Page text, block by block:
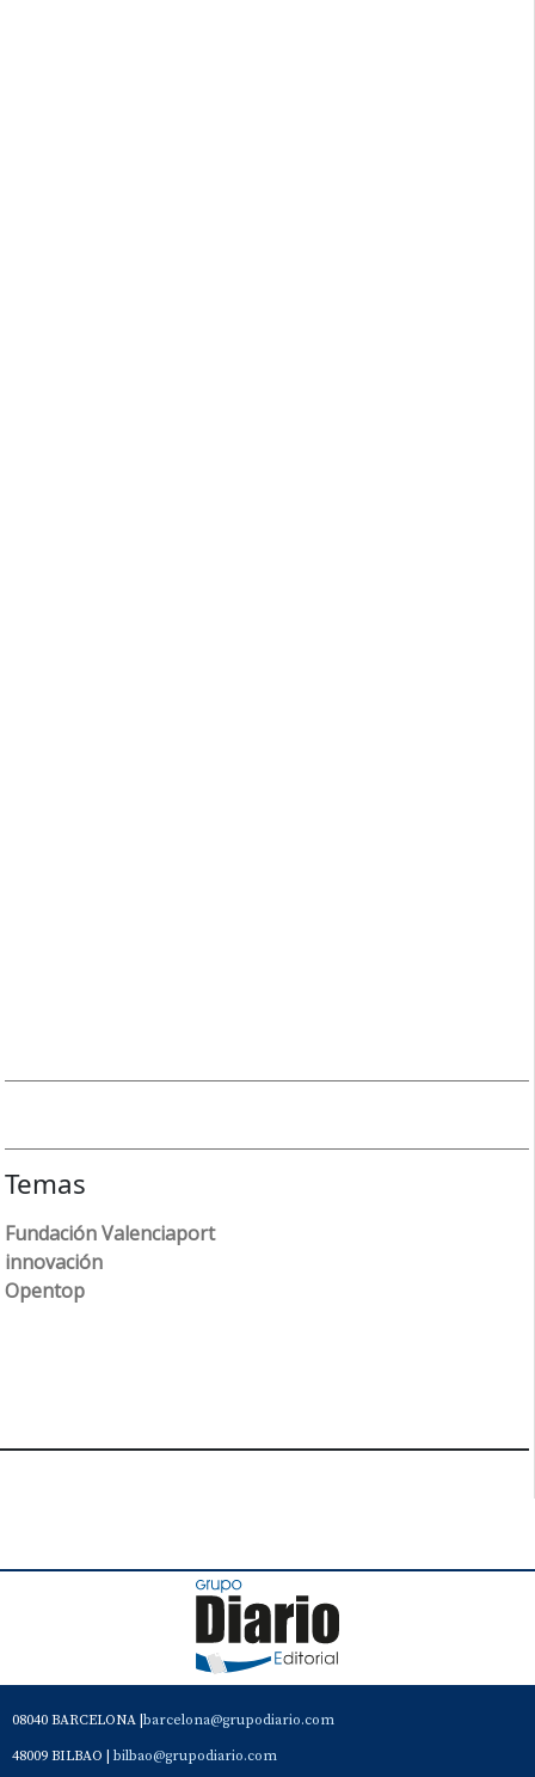
Temas
Fundación Valenciaport
innovación
Opentop
08040 BARCELONA | barcelona@grupodiario.com
48009 BILBAO | bilbao@grupodiario.com